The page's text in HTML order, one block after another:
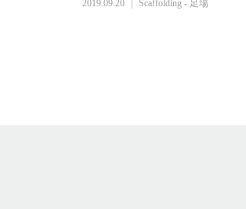
2019.09.20 Scaffolding - 足場